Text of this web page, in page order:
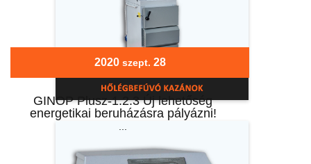
2020 szept. 28
GINOP Plusz-1.2.3 Új lehetőség
energetikai beruházásra pályázni!